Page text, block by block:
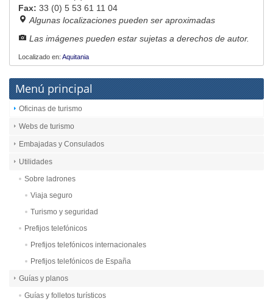
Fax: 33 (0) 5 53 61 11 04
Algunas localizaciones pueden ser aproximadas
Las imágenes pueden estar sujetas a derechos de autor.
Localizado en: Aquitania
Menú principal
Oficinas de turismo
Webs de turismo
Embajadas y Consulados
Utilidades
Sobre ladrones
Viaja seguro
Turismo y seguridad
Prefijos telefónicos
Prefijos telefónicos internacionales
Prefijos telefónicos de España
Guías y planos
Guías y folletos turísticos